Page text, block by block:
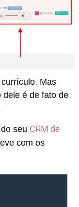
Mas
dele é de fato de
seu CRM de
com os